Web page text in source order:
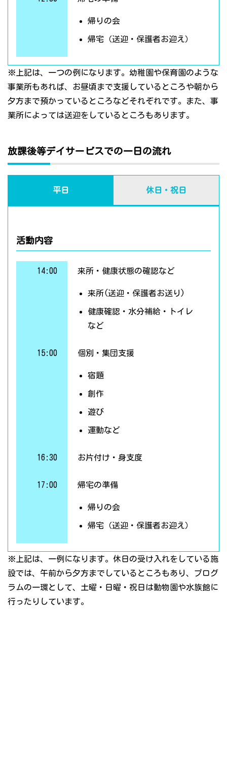
帰りの会
帰宅（送迎・保護者お迎え）
※上記は、一つの例になります。幼稚園や保育園のような
事業所もあれば、お昼頃まで支援しているところや朝から
夕方まで預かっているところなどそれぞれです。また、事
業所によっては送迎をしているところもあります。
放課後等デイサービスでの一日の流れ
平日 休日・祝日
活動内容
14:00 来所・健康状態の確認など
来所(送迎・保護者お送り)
健康確認・水分補給・トイレ
など
15:00 個別・集団支援
宿題
創作
遊び
運動など
16:30 お片付け・身支度
17:00 帰宅の準備
帰りの会
帰宅（送迎・保護者お迎え）
※上記は、一例になります。休日の受け入れをしている施
設では、午前から夕方までしているところもあり、プログ
ラムの一環として、土曜・日曜・祝日は動物園や水族館に
行ったりしています。